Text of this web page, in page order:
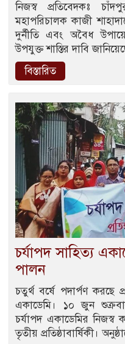
নিজস্ব প্রতিবেদকঃ
মহাপরিচালক কাজী
দুর্নীতি এবং অবৈধ
উপযুক্ত শাস্তির দাবি
বিস্তারিত
চর্যাপদ সাহিত্য
পালন
চতুর্থ বর্ষে পদার্পণ করছে
একাডেমি। ১০ জুন
চর্যাপদ একাডেমির
তৃতীয় প্রতিষ্ঠাবার্ষিকী।